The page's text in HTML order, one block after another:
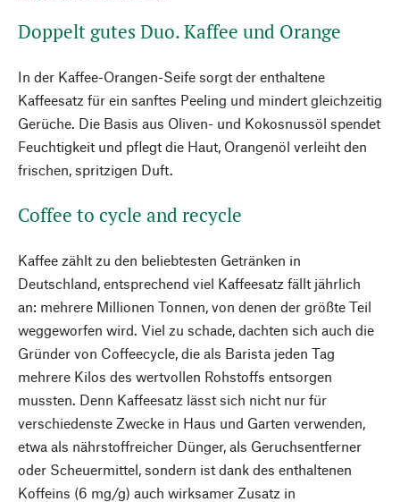
Doppelt gutes Duo. Kaffee und Orange
In der Kaffee-Orangen-Seife sorgt der enthaltene
Kaffeesatz für ein sanftes Peeling und mindert gleichzeitig
Gerüche. Die Basis aus Oliven- und Kokosnussöl spendet
Feuchtigkeit und pflegt die Haut, Orangenöl verleiht den
frischen, spritzigen Duft.
Coffee to cycle and recycle
Kaffee zählt zu den beliebtesten Getränken in
Deutschland, entsprechend viel Kaffeesatz fällt jährlich
an: mehrere Millionen Tonnen, von denen der größte Teil
weggeworfen wird. Viel zu schade, dachten sich auch die
Gründer von Coffeecycle, die als Barista jeden Tag
mehrere Kilos des wertvollen Rohstoffs entsorgen
mussten. Denn Kaffeesatz lässt sich nicht nur für
verschiedenste Zwecke in Haus und Garten verwenden,
etwa als nährstoffreicher Dünger, als Geruchsentferner
oder Scheuermittel, sondern ist dank des enthaltenen
Koffeins (6 mg/g) auch wirksamer Zusatz in